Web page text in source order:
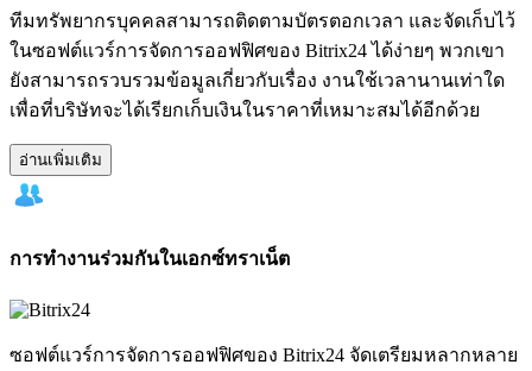
ทีมทรัพยากรบุคคลสามารถติดตามบัตรตอกเวลา และจัดเก็บไว้
ในซอฟต์แวร์การจัดการออฟฟิศของ Bitrix24 ได้ง่ายๆ พวกเขา
ยังสามารถรวบรวมข้อมูลเกี่ยวกับเรื่อง งานใช้เวลานานเท่าใด
เพื่อที่บริษัทจะได้เรียกเก็บเงินในราคาที่เหมาะสมได้อีกด้วย
อ่านเพิ่มเติม
การทำงานร่วมกันในเอกซ์ทราเน็ต
ซอฟต์แวร์การจัดการออฟฟิศของ Bitrix24 จัดเตรียมหลากหลาย